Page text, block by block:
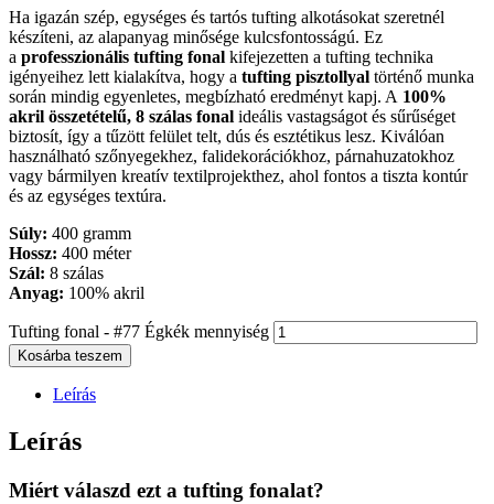
Ha igazán szép, egységes és tartós tufting alkotásokat szeretnél
készíteni, az alapanyag minősége kulcsfontosságú. Ez
a professzionális tufting fonal kifejezetten a tufting technika
igényeihez lett kialakítva, hogy a tufting pisztollyal történő munka
során mindig egyenletes, megbízható eredményt kapj. A 100%
akril összetételű, 8 szálas fonal ideális vastagságot és sűrűséget
biztosít, így a tűzött felület telt, dús és esztétikus lesz. Kiválóan
használható szőnyegekhez, falidekorációkhoz, párnahuzatokhoz
vagy bármilyen kreatív textilprojekthez, ahol fontos a tiszta kontúr
és az egységes textúra.
Súly: 400 gramm
Hossz: 400 méter
Szál: 8 szálas
Anyag: 100% akril
Tufting fonal - #77 Égkék mennyiség
Kosárba teszem
Leírás
Leírás
Miért válaszd ezt a tufting fonalat?